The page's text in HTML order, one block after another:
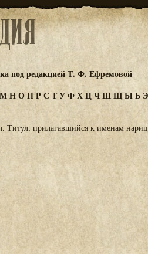
под редакцией Т. Ф. Ефремовой
МНОПР С ТУФХЦЧШЩЫЬ Э
Титул, прилагавшийся к именам